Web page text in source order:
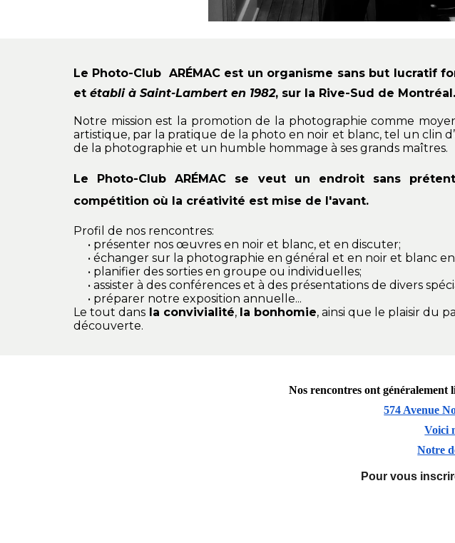
Le Photo-Club ARÉMAC est un organisme sans but lucratif
et établi à Saint-Lambert en 1982, sur la Rive-Sud de Montréal.
Notre mission est la promotion de la photographie comme
artistique, par la pratique de la photo en noir et blanc, tel un clin
de la photographie et un humble hommage à ses grands maîtres.
Le Photo-Club ARÉMAC se veut un endroit sans
compétition où la créativité est mise de l'avant.
Profil de nos rencontres:
• présenter nos œuvres en noir et blanc, et en discuter;
• échanger sur la photographie en général et en noir et blanc
• planifier des sorties en groupe ou individuelles;
• assister à des conférences et à des présentations de divers
• préparer notre exposition annuelle...
Le tout dansla convivialité, la bonhomie, ainsi que le plaisir du
découverte.
Nos rencontres ont généralement
574 Avenue
Voici
Notre
Pour vous